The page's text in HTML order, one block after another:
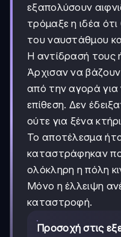
εξαπολύσουν
τρόμαξε η ιδέα
του ναυστάθμου
Η αντίδρασή τους
Άρχισαν να
από την αγορά
επίθεση. Δεν
ούτε για ξένα
Το αποτέλεσμα
καταστράφηκαν
ολόκληρη η πόλη
Μόνο η έλλειψη
καταστροφή.
Προσοχή στις